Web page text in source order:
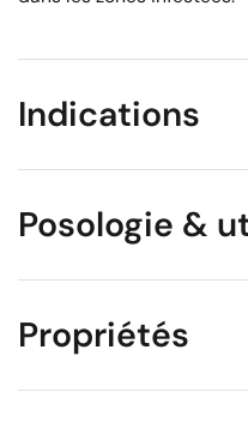
Indications
Posologie &
Propriétés